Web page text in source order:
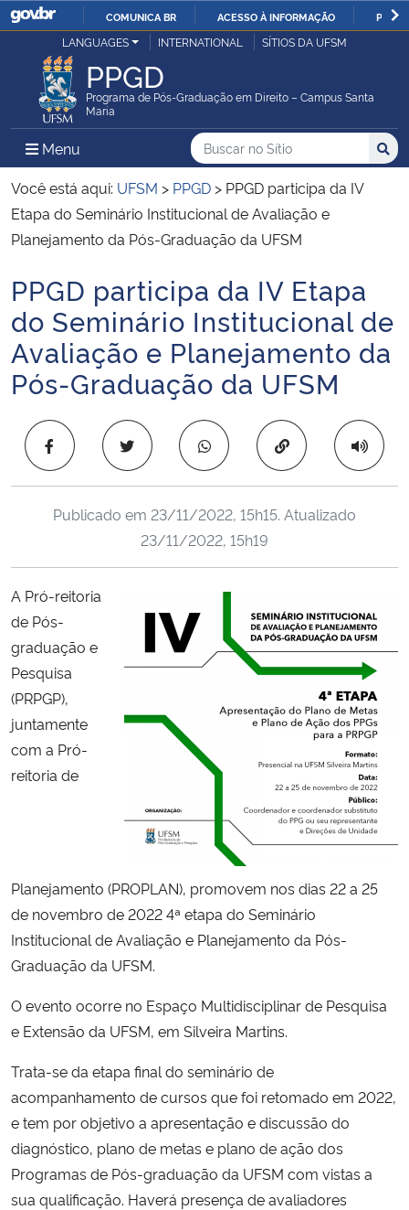
IR
O
COMUNICA BR ACESSO À INFORMAÇÃO
Ministério da Justiça e Segurança Pública
Ministério da Defesa
Ministério das Relações Exteriores
Ministério da Economia
Ministério da Infraestrutura
Ministério da Agricultura, Pecuária e Abastecimento
Ministério da Educação
Ministério da Cidadania
Ministério da Saúde
Ministério de Minas e Energia
Ministério da Ciência, Tecnologia, Inovações e Comunicações
Ministério do Meio Ambiente
Ministério do Turismo
Ministério do Desenvolvimento Regional
Ministério da Mulher, da Família e dos Direitos Humanos
Secretaria de Governo
Gabinete de Segurança Institucional
Advocacia-Geral da União
Planalto
LANGUAGES INTERNATIONAL SÍTIOS DA UFSM
PPGD
Programa de Pós-Graduação em Direito – Campus Santa
Maria
Menu Menu Principal do Sítio
Busca
Buscar no no Sítio
Busca:
Você está aqui: UFSM > PPGD > PPGD participa da IV
Etapa do Seminário Institucional de Avaliação e
Planejamento da Pós-Graduação da UFSM
Início do conteúdo
PPGD participa da IV Etapa
do Seminário Institucional de
Avaliação e Planejamento da
Pós-Graduação da UFSM
Copiar para área
Publicado em 23/11/2022, 15h15. Atualizado
23/11/2022, 15h19
A Pró-reitoria
de Pós-
graduação e
Pesquisa
(PRPGP),
juntamente
com a Pró-
reitoria de
Planejamento (PROPLAN), promovem nos dias 22 a 25
de novembro de 2022 4ª etapa do Seminário
Institucional de Avaliação e Planejamento da Pós-
Graduação da UFSM.
O evento ocorre no Espaço Multidisciplinar de Pesquisa
e Extensão da UFSM, em Silveira Martins.
Trata-se da etapa final do seminário de
acompanhamento de cursos que foi retomado em 2022,
e tem por objetivo a apresentação e discussão do
diagnóstico, plano de metas e plano de ação dos
Programas de Pós-graduação da UFSM com vistas a
sua qualificação. Haverá presença de avaliadores